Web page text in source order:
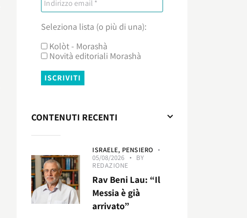
Seleziona lista (o più di una):
Kolòt - Morashà
Novità editoriali Morashà
CONTENUTI RECENTI
ISRAELE, PENSIERO
05/08/2026
BY
REDAZIONE
Rav Beni Lau: “Il
Messia è già
arrivato”